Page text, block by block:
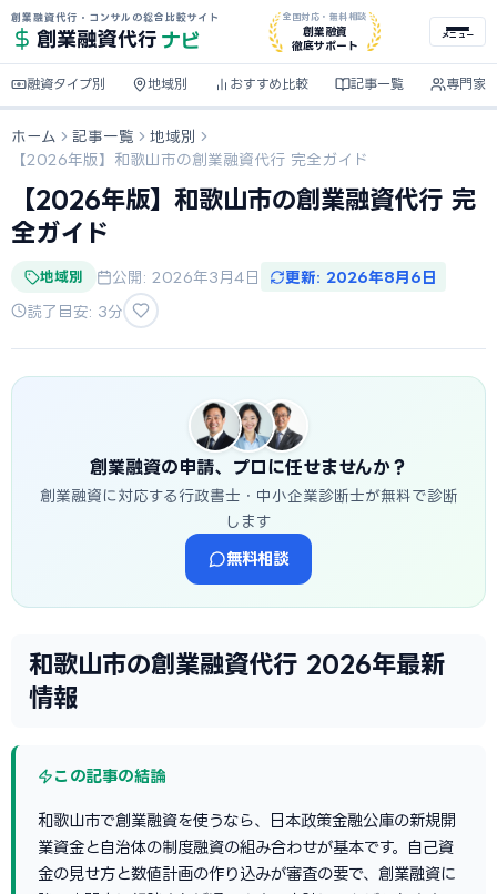
創業融資代行・コンサルの総合比較サイト
創業融資代行 ナビ
全国対応・無料相談
創業融資
徹底サポート
メニュー
融資タイプ別 地域別 おすすめ比較 記事一覧 専門家
ホーム 記事一覧
地域別
【2026年版】和歌山市の創業融資代行 完全ガイド
【2026年版】和歌山市の創業融資代行 完
全ガイド
地域別 公開: 2026年3月4日 更新: 2026年8月6日
読了目安: 3分
創業融資の申請、プロに任せませんか？
創業融資に対応する行政書士・中小企業診断士が無料で診断
します
無料相談
和歌山市の創業融資代行 2026年最新
情報
この記事の結論
和歌山市で創業融資を使うなら、日本政策金融公庫の新規開
業資金と自治体の制度融資の組み合わせが基本です。自己資
金の見せ方と数値計画の作り込みが審査の要で、創業融資に